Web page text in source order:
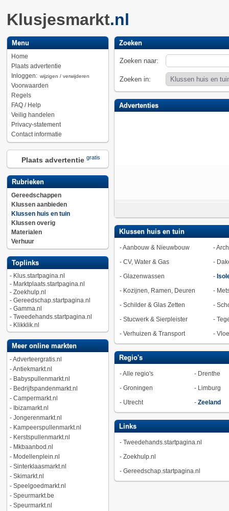
Klusjesmarkt.nl
Menu
Home
Plaats advertentie
Inloggen: wijzigen / verwijderen
Voorwaarden
Regels
FAQ / Help
Veilig handelen
Privacy-statement
Contact informatie
Plaats advertentie gratis
Rubrieken
Gereedschappen
Klussen aanbieden
Klussen huis en tuin
Klussen overig
Materialen
Verhuur
Toplinks
- Klus.startpagina.nl
- Marktplaats.startpagina.nl
- Zoekhulp.nl
- Gereedschap.startpagina.nl
- Gamma.nl
- Tweedehands.startpagina.nl
- Klikklik.nl
Meer online markten
-Adverteergratis.nl
-Antiekmarkt.nl
- Babyspullenmarkt.nl
- Bedrijfspandenmarkt.nl
- Campermarkt.nl
- Ibizamarkt.nl
- Jongerenmarkt.nl
- Kampeerspullenmarkt.nl
- Kerstspullenmarkt.nl
- Mkbaanbod.nl
- Modellenplein.nl
- Sinterklaasmarkt.nl
- Skimarkt.nl
- Speelgoedmarkt.nl
- Speurmarkt.be
- Speurmarkt.nl
Zoeken
Zoeken naar:
Zoeken in:
Advertenties
Klussen huis en tuin
-Aanbouw & Nieuwbouw -
- CV, Water & Gas -
- Glazenwassen -
- Kozijnen, Ramen, Deuren -
- Schilder & Glas Zetten -
- Stucwerk & Sierpleister -
- Verhuizen & Transport -
Regio's
-Alle regio's - Drenthe
- Groningen - Limburg
- Utrecht - Zeeland
Links
- Tweedehands.startpagina.nl
- Zoekhulp.nl
- Gereedschap.startpagina.nl